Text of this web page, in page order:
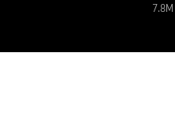
7.8M